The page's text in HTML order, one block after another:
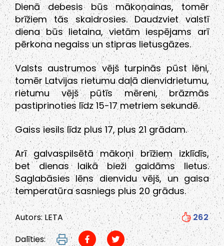
Dienā debesis būs mākoņainas, tomēr
brīžiem tās skaidrosies. Daudzviet valstī
diena būs lietaina, vietām iespējams arī
pērkona negaiss un stipras lietusgāzes.
Valsts austrumos vējš turpinās pūst lēni,
tomēr Latvijas rietumu daļā dienvidrietumu,
rietumu vējš pūtīs mēreni, brāzmās
pastiprinoties līdz 15-17 metriem sekundē.
Gaiss iesils līdz plus 17, plus 21 grādam.
Arī galvaspilsētā mākoņi brīžiem izklīdīs,
bet dienas laikā bieži gaidāms lietus.
Saglabāsies lēns dienvidu vējš, un gaisa
temperatūra sasniegs plus 20 grādus.
Autors: LETA
262
Dalīties: